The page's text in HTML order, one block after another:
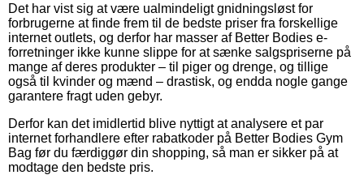
Det har vist sig at være ualmindeligt gnidningsløst for
forbrugerne at finde frem til de bedste priser fra forskellige
internet outlets, og derfor har masser af Better Bodies e-
forretninger ikke kunne slippe for at sænke salgspriserne på
mange af deres produkter – til piger og drenge, og tillige
også til kvinder og mænd – drastisk, og endda nogle gange
garantere fragt uden gebyr.
Derfor kan det imidlertid blive nyttigt at analysere et par
internet forhandlere efter rabatkoder på Better Bodies Gym
Bag før du færdiggør din shopping, så man er sikker på at
modtage den bedste pris.